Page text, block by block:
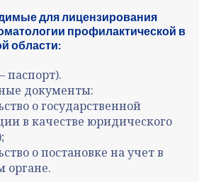
для лицензирования
профилактической в
области:
паспорт).
документы:
о государственной
в качестве юридического
о постановке на учет в
органе.